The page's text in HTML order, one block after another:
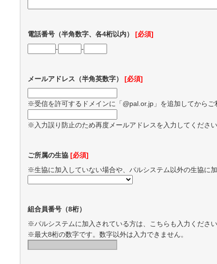
電話番号（半角数字、各4桁以内） [必須]
-
-
メールアドレス（半角英数字） [必須]
※受信を許可するドメインに「@pal.or.jp」を追加してからご
※入力誤り防止のため再度メールアドレスを入力してください
ご所属の生協 [必須]
※生協に加入していない場合や、パルシステム以外の生協に
組合員番号（8桁）
※パルシステムに加入されている方は、こちらも入力ください
※最大8桁の数字です。数字以外は入力できません。